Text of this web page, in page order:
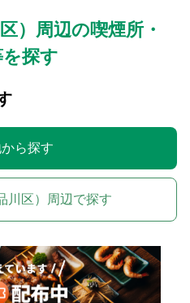
）周辺の喫煙所・
探す
ら探す
川区）周辺で探す